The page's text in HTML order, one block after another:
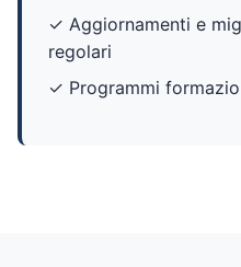
✓ Aggiornamenti e
regolari
✓ Programmi